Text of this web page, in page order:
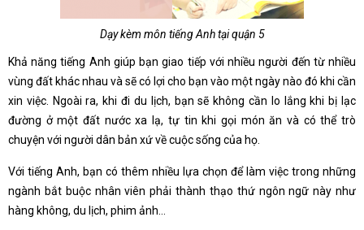
Dạy kèm môn tiếng Anh tại quận 5
Khả năng tiếng Anh giúp bạn giao tiếp với nhiều người đến từ nhiều
vùng đất khác nhau và sẽ có lợi cho bạn vào một ngày nào đó khi cần
xin việc. Ngoài ra, khi đi du lịch, bạn sẽ không cần lo lắng khi bị lạc
đường ở một đất nước xa lạ, tự tin khi gọi món ăn và có thể trò
chuyện với người dân bản xứ về cuộc sống của họ.
Với tiếng Anh, bạn có thêm nhiều lựa chọn để làm việc trong những
ngành bắt buộc nhân viên phải thành thạo thứ ngôn ngữ này như
hàng không, du lịch, phim ảnh…